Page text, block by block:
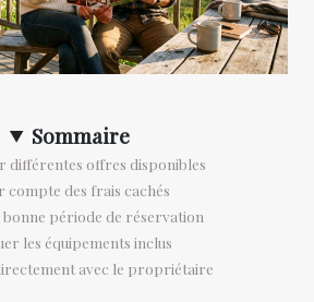
Sommaire
différentes offres disponibles
compte des frais cachés
bonne période de réservation
les équipements inclus
avec le propriétaire